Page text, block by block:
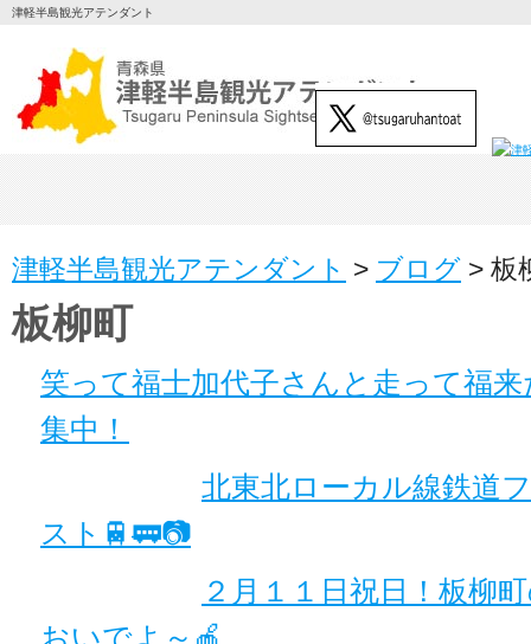
津軽半島観光アテンダント
津軽半島観光アテンダント > ブログ > 板
板柳町
笑って福士加代子さんと走って福
集中！
北東北ローカル線鉄道
スト🚆🚃📷
２月１１日祝日！板柳
おいでよ～🍎